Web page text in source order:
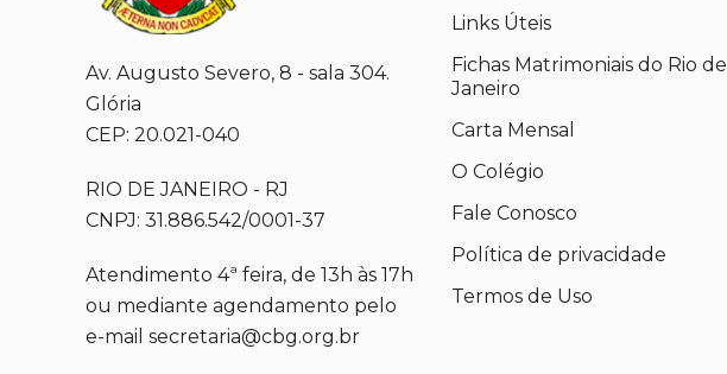
Av. Augusto Severo, 8 - sala 304.
Glória
CEP: 20.021-040
RIO DE JANEIRO - RJ
CNPJ: 31.886.542/0001-37
Atendimento 4ª feira, de 13h às 17h
ou mediante agendamento pelo
e-mail secretaria@cbg.org.br
Links Úteis
Fichas Matrimoniais do Rio de
Janeiro
Carta Mensal
O Colégio
Fale Conosco
Política de privacidade
Termos de Uso